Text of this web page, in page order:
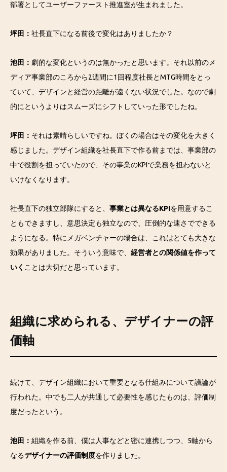
部署としてユーザーファースト推進室が生まれました。
坪田： 社長直下になる前後で変化はありましたか？
池田： 劇的な変化というのは無かったと思います。それ以前のメ
ディア事業部のころから2週間に1回程度社長とMTG時間をとっ
ていて、デザインと経営の距離が遠くない状況でした。なので劇
的にというよりはスムーズにシフトしていった形でしたね。
坪田： それは素晴らしいですね。ぼくの場合はその変化を大きく
感じました。デザイン組織を社長直下で作る前までは、事業部の
中で役割を担っていたので、その事業のKPIで業務を担わないと
いけなくなります。
社長直下の独立部隊にすると、 事業とは異なるKPIを用意するこ
ともできますし、意思決定も独立なので、圧倒的な速さでできる
ようになる。特にメガベンチャーの場合は、これはとても大きな
効果がありました。そういう意味で、 経営者との関係値を作って
いく ことは大切だと思っています。
組織に求められる、デザイナーの評
価軸
続けて、デザイン組織において重要となる仕組みについて議論が
行われた。中でも二人が共通して必要性を感じたものは、評価制
度だったという。
池田： 組織を作る前、僕は人事などと密に連携しつつ、5軸から
なるデザイナーの評価制度を作りました。